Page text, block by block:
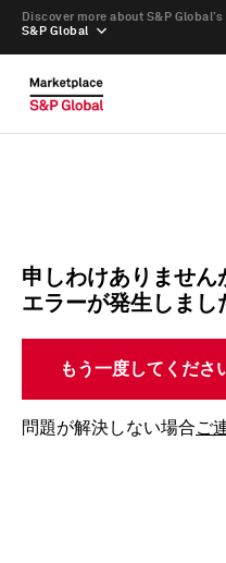
S&P Global
Discover more about S&P
申しわけありません
エラーが発生しまし
もう一度してくださ
問題が解決しない場合ご